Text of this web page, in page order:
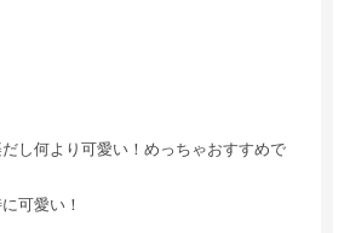
し何より可愛い！めっちゃおすすめで
可愛い！